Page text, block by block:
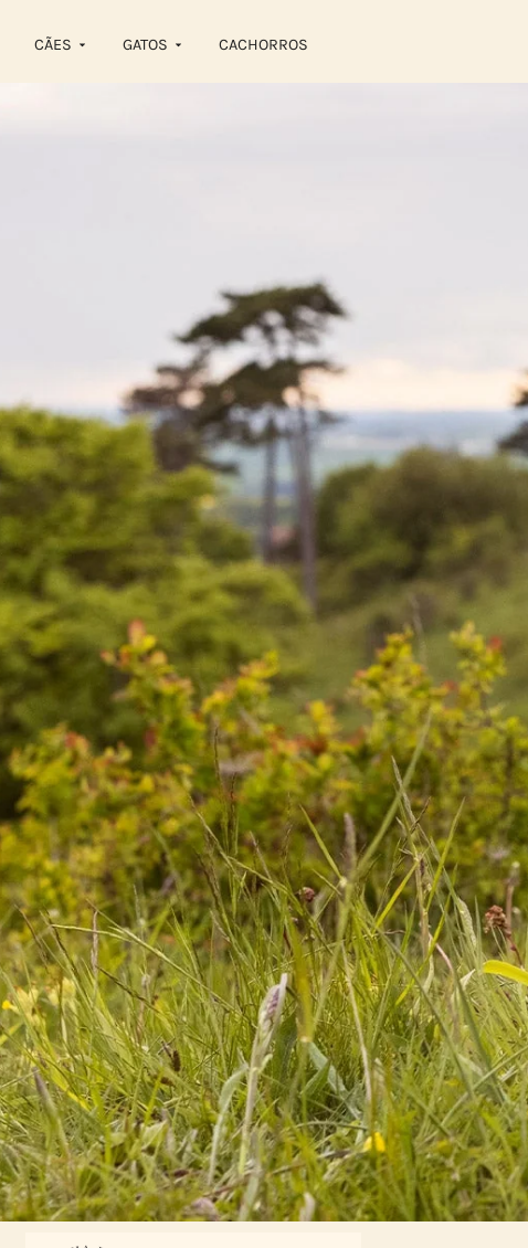
CÃES GATOS CACHORROS